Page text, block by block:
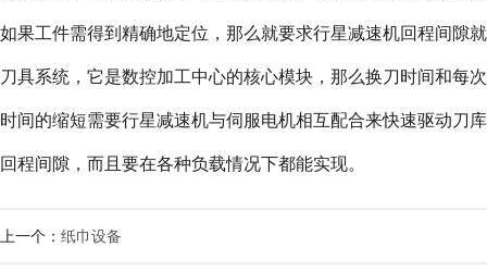
如果工件需得到精确地定位，那么就要求行星减速机回程间隙
刀具系统，它是数控加工中心的核心模块，那么换刀时间和每
时间的缩短需要行星减速机与伺服电机相互配合来快速驱动刀
回程间隙，而且要在各种负载情况下都能实现。
上一个： 纸巾设备